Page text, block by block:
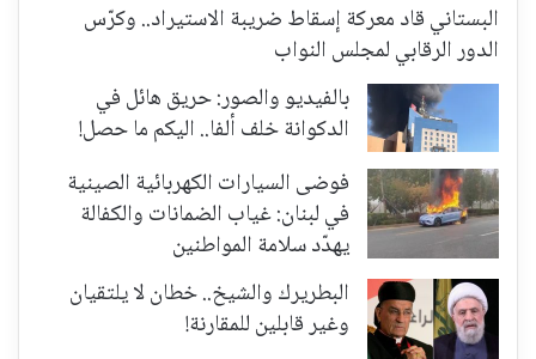
البستاني قاد معركة إسقاط ضريبة الاستيراد.. وكرّس
الدور الرقابي لمجلس النواب
بالفيديو والصور: حريق هائل في
الدكوانة خلف ألفا.. اليكم ما حصل!
فوضى السيارات الكهربائية الصينية
في لبنان: غياب الضمانات والكفالة
يهدّد سلامة المواطنين
البطريرك والشيخ.. خطان لا يلتقيان
وغير قابلين للمقارنة!